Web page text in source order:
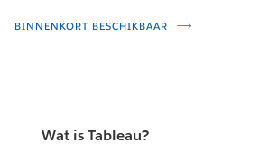
BINNENKORT BESCHIKBAAR
Wat is Tableau?